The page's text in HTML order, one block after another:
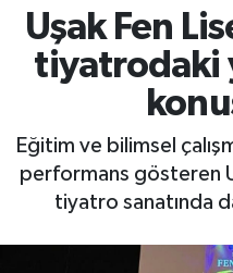
Uşak Fen
tiyatrodaki
Eğitim ve bilimsel
performans gösteren
tiyatro sanatında
Tüm Manşetler
Son Dakika
Haber Arşivi